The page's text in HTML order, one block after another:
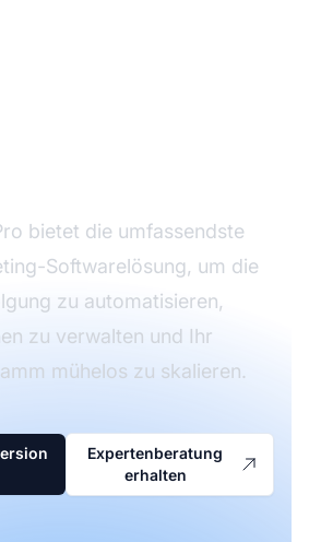
bietet die umfassendste
Softwarelösung, um die
zu automatisieren,
zu verwalten und Ihr
mühelos zu skalieren.
Expertenberatung
erhalten